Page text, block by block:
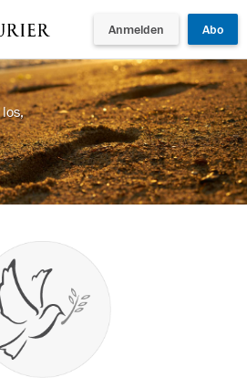
Anmelden Abo